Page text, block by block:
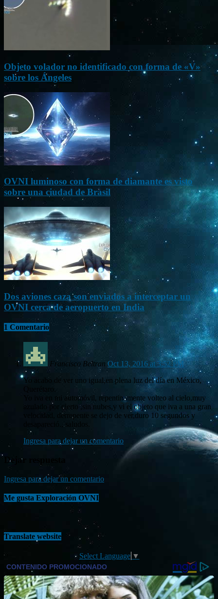
Objeto volador no identificado con forma de «V»
sobre los Ángeles
OVNI luminoso con forma de diamante es visto
sobre una ciudad de Brasil
Dos aviones caza son enviados a interceptar un
OVNI cerca de aeropuerto en India
1 Comentario
Francisco Beltran Oct 13, 2016 at 3:52 PM
Yo acabo de ver uno igual,en plena luz del día en México,
Querétaro.
Yo iva en mi automóvil, repentinamente volteo al cielo,muy
azulado por cierto ,sin nubes,y vi el objeto que iva a una gran
velocidad, derrepente se dejo de ver,duro 10 segundos y
desapareció., saludos.
Ingresa para dejar un comentario
Dejar respuesta
Ingresa para dejar un comentario
Me gusta Exploración OVNI
Translate website
Select Language ▼